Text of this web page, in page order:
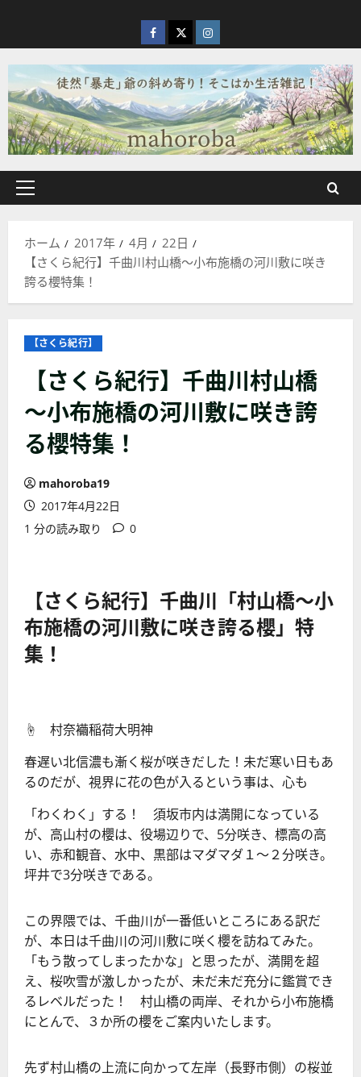
を
ス
キ
ッ
プ
facebook
X Instagram
メ
ン
メ
ニ
ュ
ホーム 2017年 4月
22日
【さくら紀行】千曲川村山橋～小布施橋の河川敷に咲き
誇る櫻特集！
【さくら紀行】
【さくら紀行】千曲川村山橋
～小布施橋の河川敷に咲き誇
る櫻特集！
mahoroba19
2017年4月22日
1 分の読み取り
0
【さくら紀行】千曲川「村山橋～小
布施橋の河川敷に咲き誇る櫻」特
集！
☝ 村奈襺稲荷大明神
春遅い北信濃も漸く桜が咲きだした！未だ寒い日もあ
るのだが、視界に花の色が入るという事は、心も
「わくわく」する！ 須坂市内は満開になっている
が、高山村の櫻は、役場辺りで、5分咲き、標高の高
い、赤和観音、水中、黒部はマダマダ１～２分咲き。
坪井で3分咲きである。
この界隈では、千曲川が一番低いところにある訳だ
が、本日は千曲川の河川敷に咲く櫻を訪ねてみた。
「もう散ってしまったかな」と思ったが、満開を超
え、桜吹雪が激しかったが、未だ未だ充分に鑑賞でき
るレベルだった！ 村山橋の両岸、それから小布施橋
にとんで、３か所の櫻をご案内いたします。
先ず村山橋の上流に向かって左岸（長野市側）の桜並